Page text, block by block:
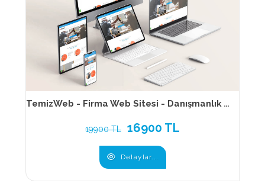
TemizWeb - Firma Web Sitesi - Danışmanlık Web Sitesi - Kurumsal Web Sitesi - 016
19900 TL 16900 TL
Detaylar...